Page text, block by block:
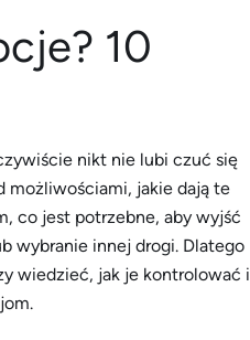
10
nikt nie lubi czuć się
możliwościami, jakie dają te
co jest potrzebne, aby wyjść
wybranie innej drogi. Dlatego
wiedzieć, jak je kontrolować i